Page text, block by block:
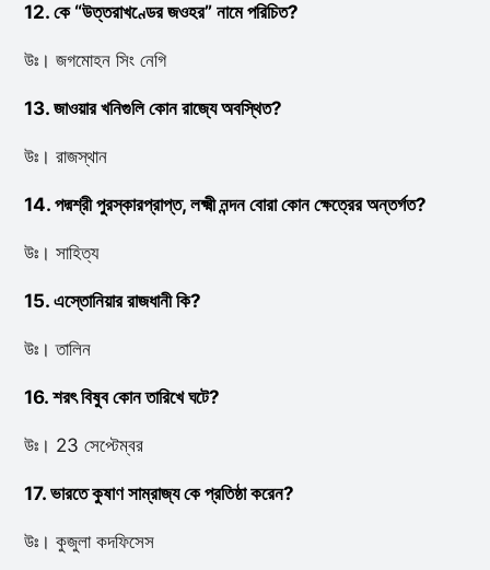
12. কে “উত্তরাখণ্ডের জওহর” নামে পরিচিত?
উঃ। জগমোহন সিং নেগি
13. জাওয়ার খনিগুলি কোন রাজ্যে অবস্থিত?
উঃ। রাজস্থান
14. পদ্মশ্রী পুরস্কারপ্রাপ্ত, লক্ষ্মী নন্দন বোরা কোন ক্ষেত্রের অন্তর্গত?
উঃ। সাহিত্য
15. এস্তোনিয়ার রাজধানী কি?
উঃ। তালিন
16. শরৎ বিষুব কোন তারিখে ঘটে?
উঃ। 23 সেপ্টেম্বর
17. ভারতে কুষাণ সাম্রাজ্য কে প্রতিষ্ঠা করেন?
উঃ। কুজুলা কদফিসেস